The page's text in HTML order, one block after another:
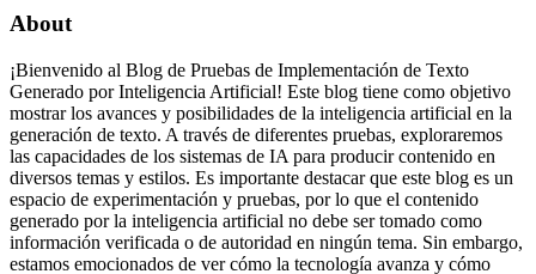
About
¡Bienvenido al Blog de Pruebas de Implementación de Texto
Generado por Inteligencia Artificial! Este blog tiene como objetivo
mostrar los avances y posibilidades de la inteligencia artificial en la
generación de texto. A través de diferentes pruebas, exploraremos
las capacidades de los sistemas de IA para producir contenido en
diversos temas y estilos. Es importante destacar que este blog es un
espacio de experimentación y pruebas, por lo que el contenido
generado por la inteligencia artificial no debe ser tomado como
información verificada o de autoridad en ningún tema. Sin embargo,
estamos emocionados de ver cómo la tecnología avanza y cómo